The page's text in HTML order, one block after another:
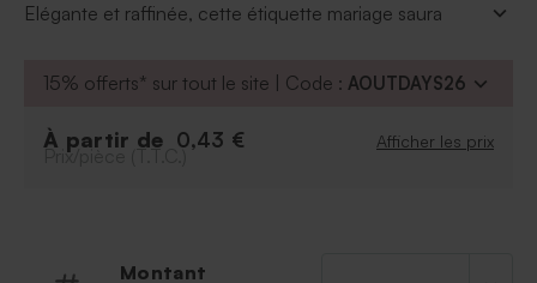
Elégante et raffinée, cette étiquette mariage saura
* Cordelette nature d'environ 50 cm livrée
15% offerts* sur tout le site | Code : AOUTDAYS26
À partir de 0,43 € Afficher les prix
Prix/pièce (T.T.C.)
Montant